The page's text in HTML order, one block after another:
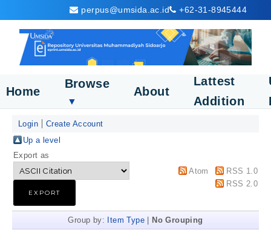
perpus@umsida.ac.id +62-31-8945444
Home
Browse
▼
About
Lattest
Addition
Login
Create Account
Up a level
Export as
Atom
RSS 1.0
RSS 2.0
Group by: Item Type No Grouping